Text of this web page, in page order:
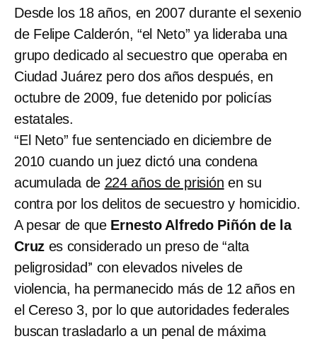
Desde los 18 años, en 2007 durante el sexenio
de Felipe Calderón, “el Neto” ya lideraba una
grupo dedicado al secuestro que operaba en
Ciudad Juárez pero dos años después, en
octubre de 2009, fue detenido por policías
estatales.
“El Neto” fue sentenciado en diciembre de
2010 cuando un juez dictó una condena
acumulada de 224 años de prisión en su
contra por los delitos de secuestro y homicidio.
A pesar de que Ernesto Alfredo Piñón de la
Cruz es considerado un preso de “alta
peligrosidad’' con elevados niveles de
violencia, ha permanecido más de 12 años en
el Cereso 3, por lo que autoridades federales
buscan trasladarlo a un penal de máxima